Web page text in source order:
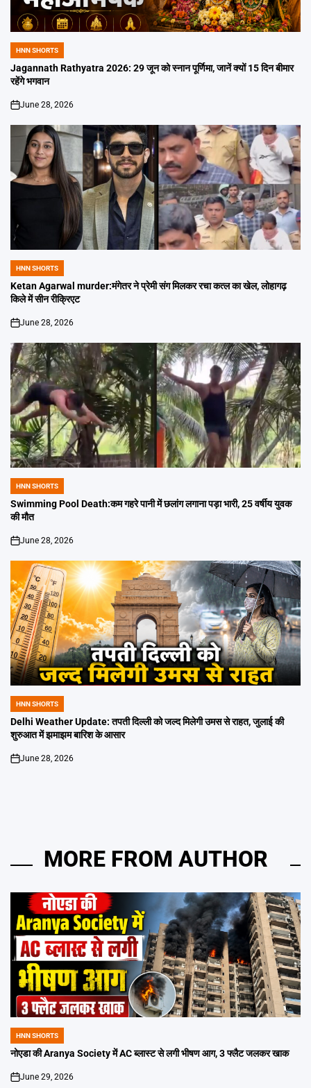
POSTED
IN
HNN SHORTS
Jagannath Rathyatra 2026: 29 जून को स्नान पूर्णिमा, जानें क्यों 15 दिन बीमार
रहेंगे भगवान
on
June 28, 2026
POSTED
IN
HNN SHORTS
Ketan Agarwal murder:मंगेतर ने प्रेमी संग मिलकर रचा कत्ल का खेल, लोहागढ़
किले में सीन रीक्रिएट
on
June 28, 2026
POSTED
IN
HNN SHORTS
Swimming Pool Death:कम गहरे पानी में छलांग लगाना पड़ा भारी, 25 वर्षीय युवक
की मौत
on
June 28, 2026
POSTED
IN
HNN SHORTS
Delhi Weather Update: तपती दिल्ली को जल्द मिलेगी उमस से राहत, जुलाई की
शुरुआत में झमाझम बारिश के आसार
on
June 28, 2026
MORE FROM AUTHOR
POSTED
IN
HNN SHORTS
नोएडा की Aranya Society में AC ब्लास्ट से लगी भीषण आग, 3 फ्लैट जलकर खाक
on
June 29, 2026